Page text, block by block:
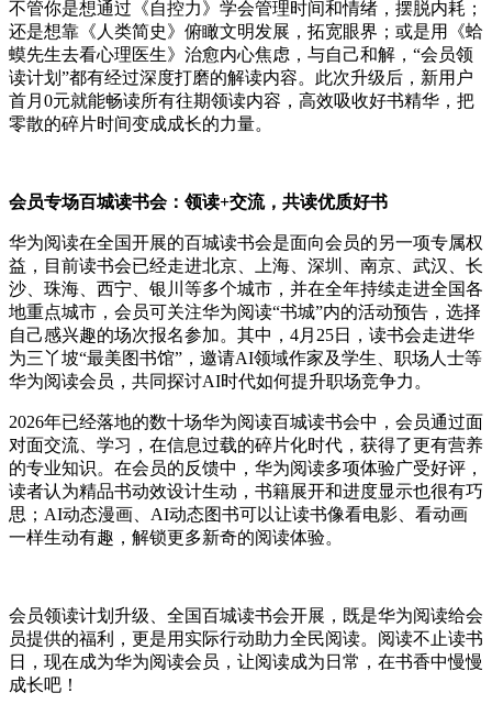
不管你是想通过《自控力》学会管理时间和情绪，摆脱内耗；
还是想靠《人类简史》俯瞰文明发展，拓宽眼界；或是用《蛤
蟆先生去看心理医生》治愈内心焦虑，与自己和解，“会员领
读计划”都有经过深度打磨的解读内容。此次升级后，新用户
首月0元就能畅读所有往期领读内容，高效吸收好书精华，把
零散的碎片时间变成成长的力量。
会员专场百城读书会：领读+交流，共读优质好书
华为阅读在全国开展的百城读书会是面向会员的另一项专属权
益，目前读书会已经走进北京、上海、深圳、南京、武汉、长
沙、珠海、西宁、银川等多个城市，并在全年持续走进全国各
地重点城市，会员可关注华为阅读“书城”内的活动预告，选择
自己感兴趣的场次报名参加。其中，4月25日，读书会走进华
为三丫坡“最美图书馆”，邀请AI领域作家及学生、职场人士等
华为阅读会员，共同探讨AI时代如何提升职场竞争力。
2026年已经落地的数十场华为阅读百城读书会中，会员通过面
对面交流、学习，在信息过载的碎片化时代，获得了更有营养
的专业知识。在会员的反馈中，华为阅读多项体验广受好评，
读者认为精品书动效设计生动，书籍展开和进度显示也很有巧
思；AI动态漫画、AI动态图书可以让读书像看电影、看动画
一样生动有趣，解锁更多新奇的阅读体验。
会员领读计划升级、全国百城读书会开展，既是华为阅读给会
员提供的福利，更是用实际行动助力全民阅读。阅读不止读书
日，现在成为华为阅读会员，让阅读成为日常，在书香中慢慢
成长吧！